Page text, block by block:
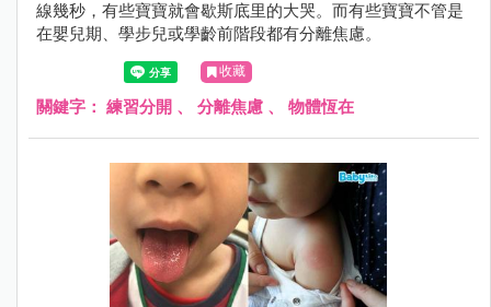
線幾秒，有些寶寶就會歇斯底里的大哭。而有些寶寶不管是
在嬰兒期、學步兒或學齡前階段都有分離焦慮。
收藏
關鍵字： 練習分開 、 分離焦慮 、 物體恆在